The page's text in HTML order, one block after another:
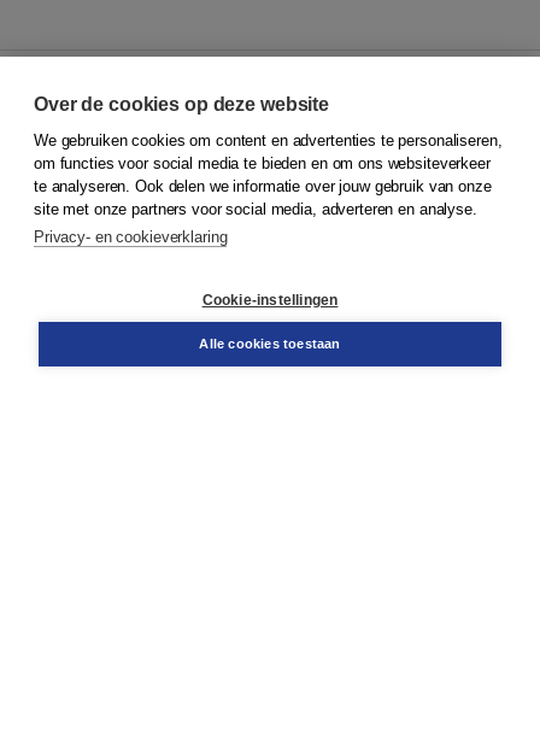
© 2026Koninklijke Boom uitgevers
Klantenservice
Service & informatie
Contact
Over de cookies op deze website
We gebruiken cookies om content en advertenties te personaliseren,
om functies voor social media te bieden en om ons websiteverkeer
te analyseren. Ook delen we informatie over jouw gebruik van onze
site met onze partners voor social media, adverteren en analyse.
Privacy- en cookieverklaring
Cookie-instellingen
Alle cookies toestaan